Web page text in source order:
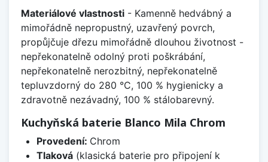
Materiálové vlastnosti - Kamenně hedvábný a
mimořádně nepropustný, uzavřený povrch,
propůjčuje dřezu mimořádně dlouhou životnost -
nepřekonatelně odolný proti poškrábání,
nepřekonatelně nerozbitný, nepřekonatelně
tepluvzdorný do 280 °C, 100 % hygienicky a
zdravotně nezávadný, 100 % stálobarevný.
Kuchyňská baterie Blanco Mila Chrom
Provedení: Chrom
Tlaková(klasická baterie pro připojení k